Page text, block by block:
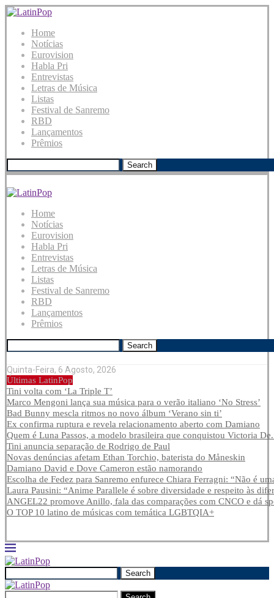
Home
Notícias
Eurovision
Habla Pri
Entrevistas
Letras de Música
Listas
Festival de Sanremo
RBD
Lançamentos
Prêmios
Search
Home
Notícias
Eurovision
Habla Pri
Entrevistas
Letras de Música
Listas
Festival de Sanremo
RBD
Lançamentos
Prêmios
Search
Quinta-Feira, 6 Agosto, 2026
Últimas LatinPop
Tini volta com ‘La Triple T’
Marco Mengoni lança sua música para o verão italiano ‘No Stress’
Bad Bunny mescla ritmos no novo álbum ‘Verano sin ti’
Ex confirma ruptura e revela relacionamento aberto com Damiano
Quem é Luna Passos, a modelo brasileira que conquistou Victoria
Tini anuncia separação de Rodrigo de Paul
Novas denúncias afetam Ethan Torchio, baterista do Måneskin
Damiano David e Dove Cameron estão namorando
Escolha de Fedez para Sanremo enfurece Chiara Ferragni: “Não é
Laura Pausini: “Anime Parallele é sobre diversidade e respeito às
ANGEL22 promove Anillo, fala das comparações com CNCO e dá
O TOP 10 latino de músicas com temática LGBTQIA+
Search